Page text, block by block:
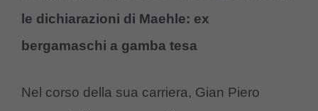
le dichiarazioni di Maehle: ex
bergamaschi a gamba tesa
Nel corso della sua carriera, Gian Piero